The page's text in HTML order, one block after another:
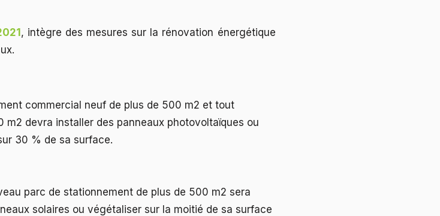
, intègre des mesures sur la rénovation énergétique
commercial neuf de plus de 500 m2 et tout
m2 devra installer des panneaux photovoltaïques ou
30 % de sa surface.
parc de stationnement de plus de 500 m2 sera
solaires ou végétaliser sur la moitié de sa surface